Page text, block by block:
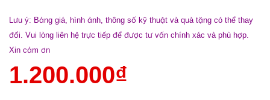
Lưu ý: Bảng giá, hình ảnh, thông số kỹ thuật và quà tặng có thể thay
đổi. Vui lòng liên hệ trực tiếp để được tư vấn chính xác và phù hợp.
Xin cảm ơn
1.200.000₫